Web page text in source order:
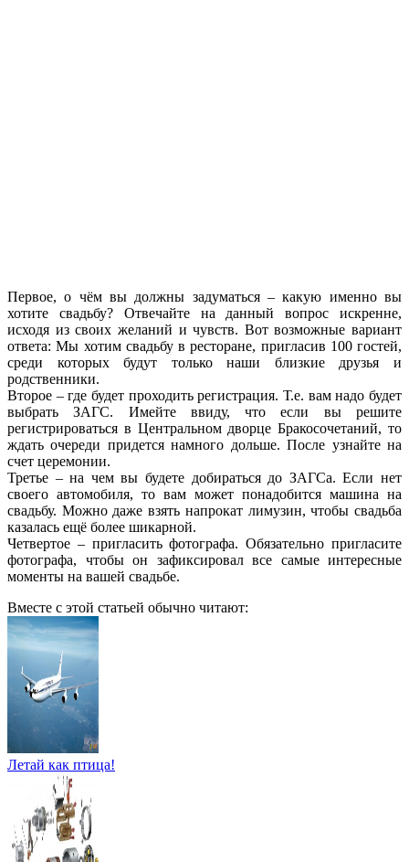
Первое, о чём вы должны задуматься – какую именно вы
хотите свадьбу? Отвечайте на данный вопрос искренне,
исходя из своих желаний и чувств. Вот возможные вариант
ответа: Мы хотим свадьбу в ресторане, пригласив 100 гостей,
среди которых будут только наши близкие друзья и
родственники.
Второе – где будет проходить регистрация. Т.е. вам надо будет
выбрать ЗАГС. Имейте ввиду, что если вы решите
регистрироваться в Центральном дворце Бракосочетаний, то
ждать очереди придется намного дольше. После узнайте на
счет церемонии.
Третье – на чем вы будете добираться до ЗАГСа. Если нет
своего автомобиля, то вам может понадобится машина на
свадьбу. Можно даже взять напрокат лимузин, чтобы свадьба
казалась ещё более шикарной.
Четвертое – пригласить фотографа. Обязательно пригласите
фотографа, чтобы он зафиксировал все самые интересные
моменты на вашей свадьбе.
Вместе с этой статьей обычно читают:
Летай как птица!